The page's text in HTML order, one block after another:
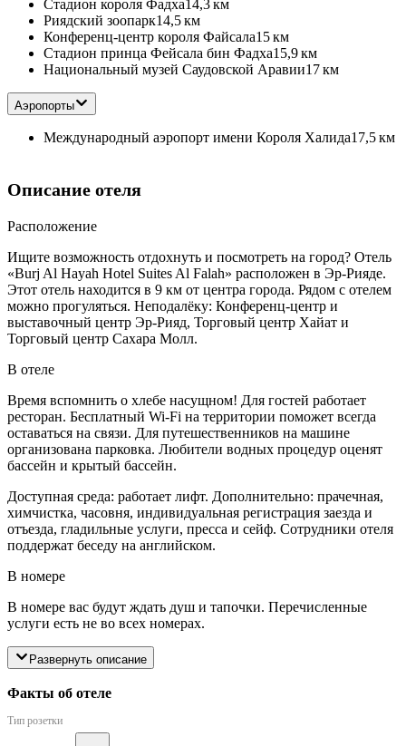
Стадион короля Фадха14,3 км
Риядский зоопарк14,5 км
Конференц-центр короля Файсала15 км
Стадион принца Фейсала бин Фадха15,9 км
Национальный музей Саудовской Аравии17 км
Аэропорты
Международный аэропорт имени Короля Халида17,5 км
Описание отеля
Расположение
Ищите возможность отдохнуть и посмотреть на город? Отель
«Burj Al Hayah Hotel Suites Al Falah» расположен в Эр-Рияде.
Этот отель находится в 9 км от центра города. Рядом с отелем
можно прогуляться. Неподалёку: Конференц-центр и
выставочный центр Эр-Рияд, Торговый центр Хайат и
Торговый центр Сахара Молл.
В отеле
Время вспомнить о хлебе насущном! Для гостей работает
ресторан. Бесплатный Wi-Fi на территории поможет всегда
оставаться на связи. Для путешественников на машине
организована парковка. Любители водных процедур оценят
бассейн и крытый бассейн.
Доступная среда: работает лифт. Дополнительно: прачечная,
химчистка, часовня, индивидуальная регистрация заезда и
отъезда, гладильные услуги, пресса и сейф. Сотрудники отеля
поддержат беседу на английском.
В номере
В номере вас будут ждать душ и тапочки. Перечисленные
услуги есть не во всех номерах.
Развернуть описание
Факты об отеле
Тип розетки